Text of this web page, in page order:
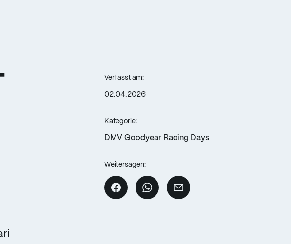
Verfasst am:
02.04.2026
Kategorie:
DMV Goodyear Racing Days
Weitersagen: